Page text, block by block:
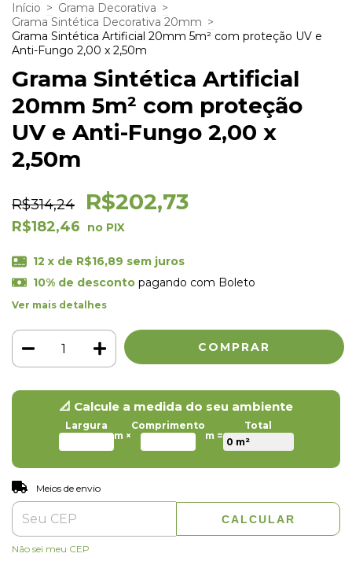
Início > Grama Decorativa >
Grama Sintética Decorativa 20mm >
Grama Sintética Artificial 20mm 5m² com proteção UV e
Anti-Fungo 2,00 x 2,50m
Grama Sintética Artificial
20mm 5m² com proteção
UV e Anti-Fungo 2,00 x
2,50m
R$314,24 R$202,73
R$182,46
12 x de R$16,89 sem juros
10% de descontopagando com Boleto
Ver mais detalhes
📐 Calcule a medida do seu ambiente
Largura
m ×
Comprimento
m =
Total
Entregas para o CEP:
Meios de envio
CALCULAR
Não sei meu CEP